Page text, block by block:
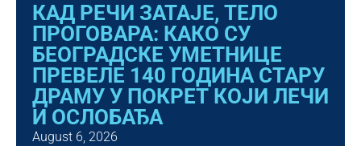
КАД РЕЧИ ЗАТАЈЕ, ТЕЛО
ПРОГОВАРА: КАКО СУ
БЕОГРАДСКЕ УМЕТНИЦЕ
ПРЕВЕЛЕ 140 ГОДИНА СТАРУ
ДРАМУ У ПОКРЕТ КОЈИ ЛЕЧИ
И ОСЛОБАЂА
August 6, 2026